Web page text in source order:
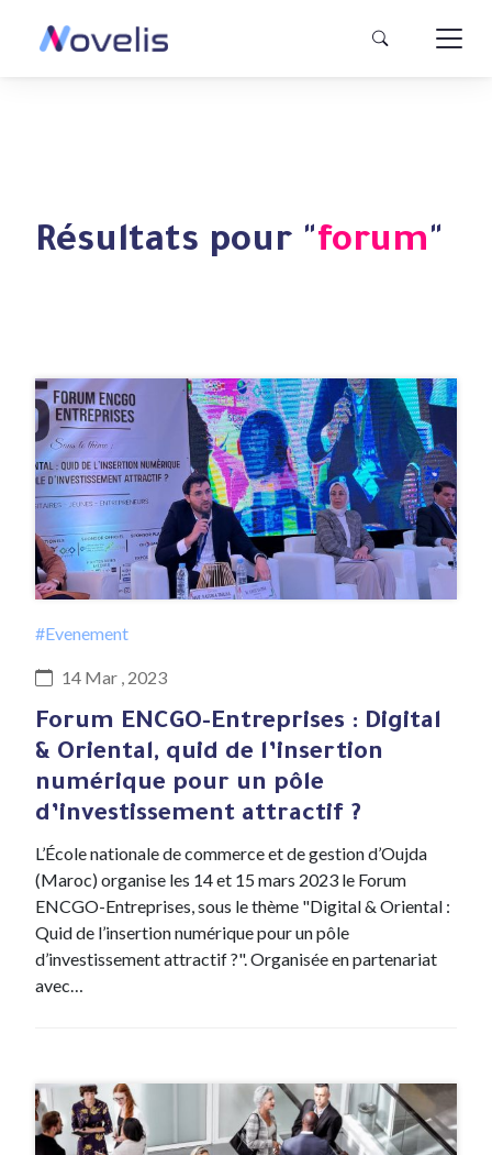
Résultats pour "forum"
#Evenement
14 Mar , 2023
Forum ENCGO-Entreprises : Digital
& Oriental, quid de l’insertion
numérique pour un pôle
d’investissement attractif ?
L’École nationale de commerce et de gestion d’Oujda
(Maroc) organise les 14 et 15 mars 2023 le Forum
ENCGO-Entreprises, sous le thème "Digital & Oriental :
Quid de l’insertion numérique pour un pôle
d’investissement attractif ?". Organisée en partenariat
avec…